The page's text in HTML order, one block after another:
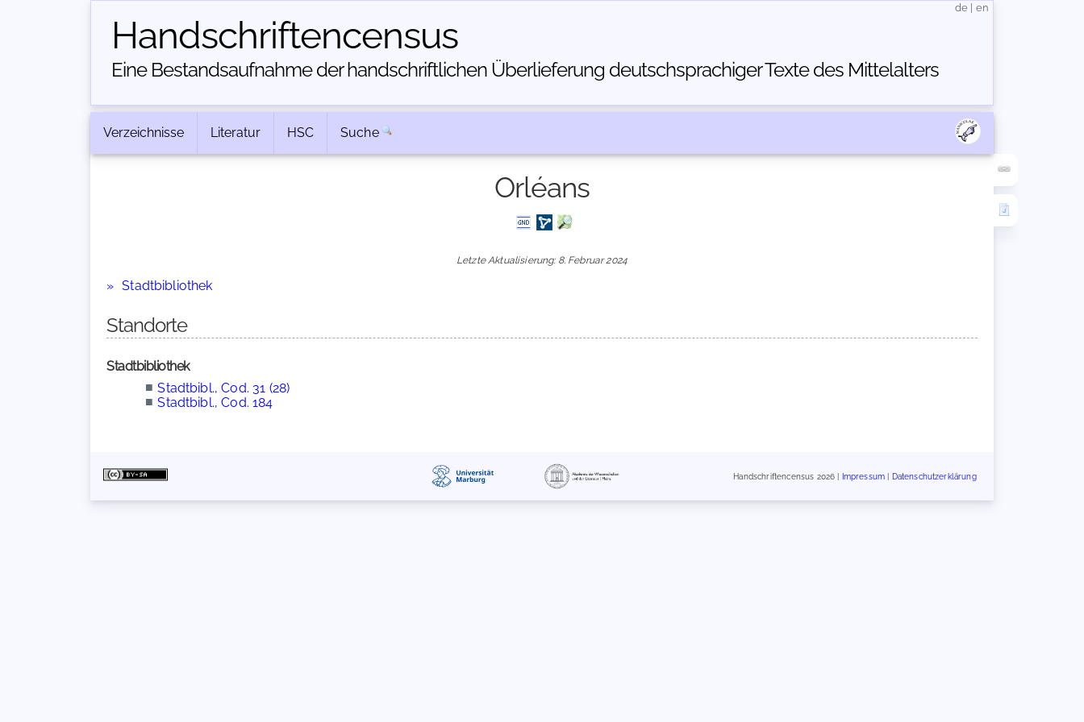
Handschriften­census
Eine Bestandsaufnahme der handschriftlichen Über­lieferung deutschsprachiger Texte des Mittelalters
de en
Verzeichnisse Literatur HSC Suche
Orléans
Letzte Aktualisierung: 8. Februar 2024
Stadtbibliothek
Standorte
Stadtbibliothek
■ Stadtbibl., Cod. 31 (28)
■ Stadtbibl., Cod. 184
Handschriftencensus 2026 | Impressum Datenschutzerklärung